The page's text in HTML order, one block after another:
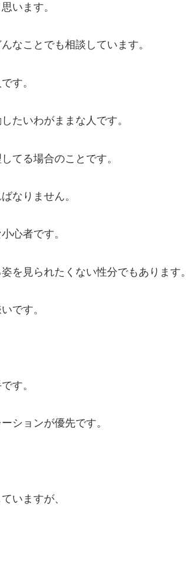
います。
なことでも相談しています。
す。
たいわがままな人です。
てる場合のことです。
なりません。
心者です。
を見られたくない性分でもあります。
です。
す。
ションが優先です。
いますが、